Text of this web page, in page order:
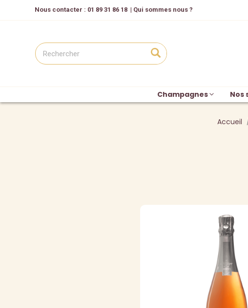
Nous contacter : 01 89 31 86 18 | Qui sommes nous ?
Champagnes Nos
Accueil